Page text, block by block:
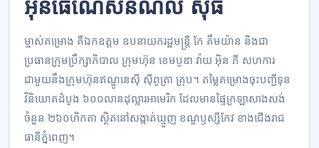
អ៊ិនធើណេសិនណល់ ស៊ីធី
ម្ចាស់​គម្រោង គឺ​ឯកឧត្តម ឧបនាយក​រដ្ឋមន្រ្តី កែ គឹមយ៉ាន និង​ជា​
ប្រធាន​ក្រុមប្រឹក្សាភិបាល ក្រុមហ៊ុន ខេមបូឌា វ៉ាយ អ៊ិន ភី សហការ​
ជាមួយ​នឹង​ក្រុមហ៊ុន​ឥណ្ឌូនេស៊ី ស៊ីពូត្រា គ្រុប។ តម្លៃ​គម្រោង​​ចុះ​​បញ្ជី​​ទុន​
វិនិយោគ​ដំបូង ៦០០​លាន​ដុល្លារ​អាមេរិក ដែល​មាន​ផ្ទៃ​ក្រឡា​សាងសង់​
ចំនួន ២៦០​ហិកតា ស្ថិត​នៅ​សង្កាត់​ឃ្មួញ ខណ្ឌ​ឫស្សីកែវ ខាង​ជើង​រាជ​
ធានី​ភ្នំពេញ។